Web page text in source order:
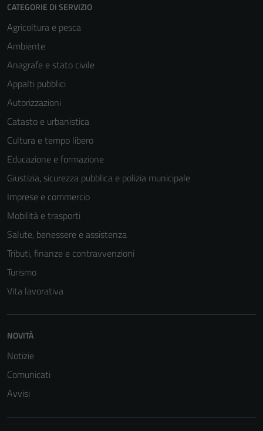
CATEGORIE DI SERVIZIO
Agricoltura e pesca
Ambiente
Anagrafe e stato civile
Appalti pubblici
Autorizzazioni
Catasto e urbanistica
Cultura e tempo libero
Educazione e formazione
Giustizia, sicurezza pubblica e polizia municipale
Imprese e commercio
Mobilità e trasporti
Salute, benessere e assistenza
Tributi, finanze e contravvenzioni
Turismo
Vita lavorativa
NOVITÀ
Notizie
Comunicati
Avvisi